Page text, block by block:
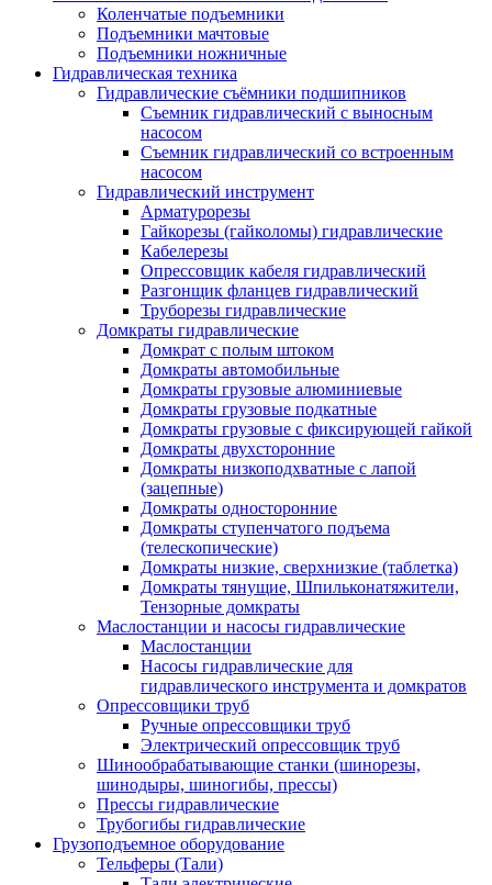
Коленчатые подъемники
Подъемники мачтовые
Подъемники ножничные
Гидравлическая техника
Гидравлические съёмники подшипников
Съемник гидравлический с выносным
насосом
Съемник гидравлический со встроенным
насосом
Гидравлический инструмент
Арматурорезы
Гайкорезы (гайколомы) гидравлические
Кабелерезы
Опрессовщик кабеля гидравлический
Разгонщик фланцев гидравлический
Труборезы гидравлические
Домкраты гидравлические
Домкрат с полым штоком
Домкраты автомобильные
Домкраты грузовые алюминиевые
Домкраты грузовые подкатные
Домкраты грузовые с фиксирующей гайкой
Домкраты двухсторонние
Домкраты низкоподхватные с лапой
(зацепные)
Домкраты односторонние
Домкраты ступенчатого подъема
(телескопические)
Домкраты низкие, сверхнизкие (таблетка)
Домкраты тянущие, Шпильконатяжители,
Тензорные домкраты
Маслостанции и насосы гидравлические
Маслостанции
Насосы гидравлические для
гидравлического инструмента и домкратов
Опрессовщики труб
Ручные опрессовщики труб
Электрический опрессовщик труб
Шинообрабатывающие станки (шинорезы,
шинодыры, шиногибы, прессы)
Прессы гидравлические
Трубогибы гидравлические
Грузоподъемное оборудование
Тельферы (Тали)